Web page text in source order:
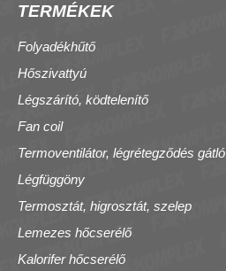
TERMÉKEK
Folyadékhűtő
Hőszivattyú
Légszárító, ködtelenítő
Fan coil
Termoventilátor, légrétegződés gátló
Légfüggöny
Termosztát, higrosztát, szelep
Lemezes hőcserélő
Kalorifer hőcserélő